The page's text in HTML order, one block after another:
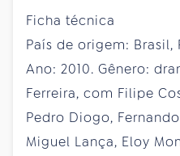
Ficha técnica
País de origem: Brasil,
Ano: 2010. Gênero:
Ferreira, com Filipe
Pedro Diogo,
Miguel Lança, Eloy